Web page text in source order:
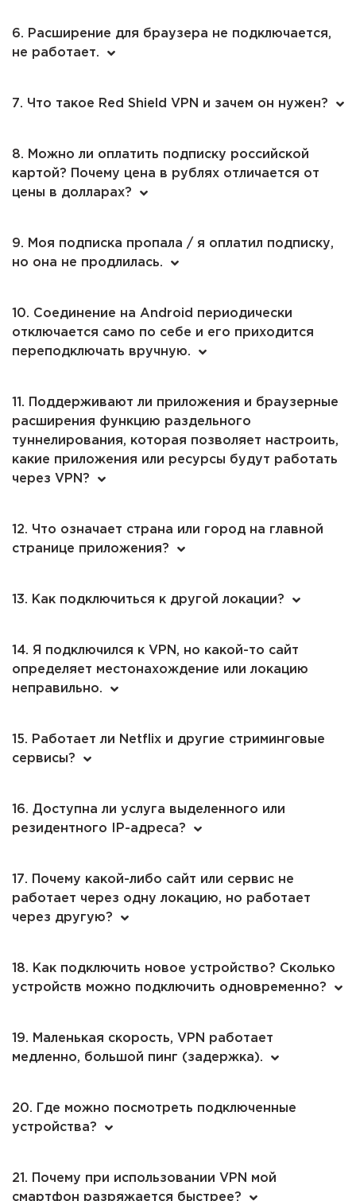
6. Расширение для браузера не подключается,
не работает.
7. Что такое Red Shield VPN и зачем он нужен?
8. Можно ли оплатить подписку российской
картой? Почему цена в рублях отличается от
цены в долларах?
9. Моя подписка пропала / я оплатил подписку,
но она не продлилась.
10. Соединение на Android периодически
отключается само по себе и его приходится
переподключать вручную.
11. Поддерживают ли приложения и браузерные
расширения функцию раздельного
туннелирования, которая позволяет настроить,
какие приложения или ресурсы будут работать
через VPN?
12. Что означает страна или город на главной
странице приложения?
13. Как подключиться к другой локации?
14. Я подключился к VPN, но какой-то сайт
определяет местонахождение или локацию
неправильно.
15. Работает ли Netflix и другие стриминговые
сервисы?
16. Доступна ли услуга выделенного или
резидентного IP-адреса?
17. Почему какой-либо сайт или сервис не
работает через одну локацию, но работает
через другую?
18. Как подключить новое устройство? Сколько
устройств можно подключить одновременно?
19. Маленькая скорость, VPN работает
медленно, большой пинг (задержка).
20. Где можно посмотреть подключенные
устройства?
21. Почему при использовании VPN мой
смартфон разряжается быстрее?